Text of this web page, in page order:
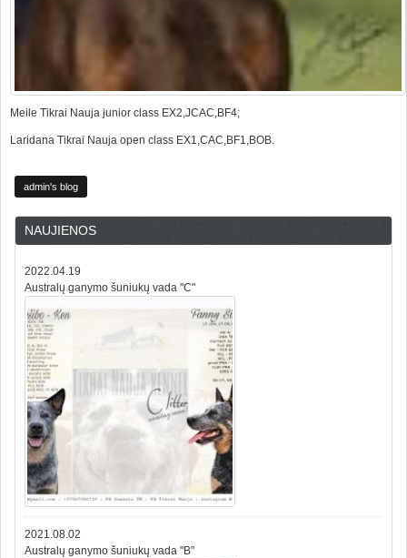
Meile Tikrai Nauja junior class EX2,JCAC,BF4;
Laridana Tikrai Nauja open class EX1,CAC,BF1,BOB.
admin's blog
NAUJIENOS
2022.04.19
Australų ganymo šuniukų vada "C"
2021.08.02
Australų ganymo šuniukų vada "B"